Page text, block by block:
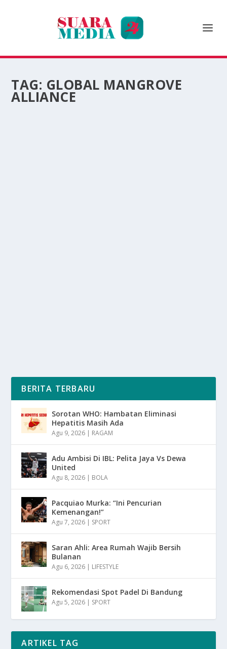
TAG: GLOBAL MANGROVE
ALLIANCE
BERITA TERBARU
Sorotan WHO: Hambatan Eliminasi
Hepatitis Masih Ada
Agu 9, 2026 | RAGAM
Adu Ambisi Di IBL: Pelita Jaya Vs Dewa
United
Agu 8, 2026 | BOLA
Pacquiao Murka: “Ini Pencurian
Kemenangan!”
Agu 7, 2026 | SPORT
Saran Ahli: Area Rumah Wajib Bersih
Bulanan
Agu 6, 2026 | LIFESTYLE
Rekomendasi Spot Padel Di Bandung
Agu 5, 2026 | SPORT
ARTIKEL TAG